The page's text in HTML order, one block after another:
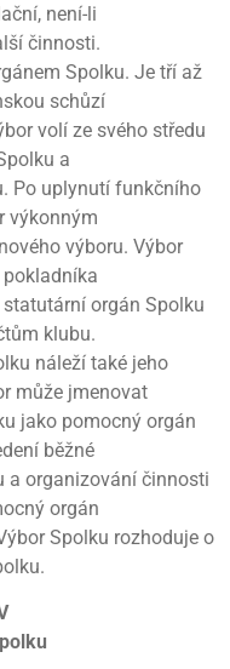
není-li
činnosti.
Spolku. Je tří až
schůzí
volí ze svého středu
a
Po uplynutí funkčního
výkonným
výboru. Výbor
orgán Spolku
klubu.
náleží také jeho
může jmenovat
jako pomocný orgán
běžné
a organizování činnosti
orgán
Spolku rozhoduje o